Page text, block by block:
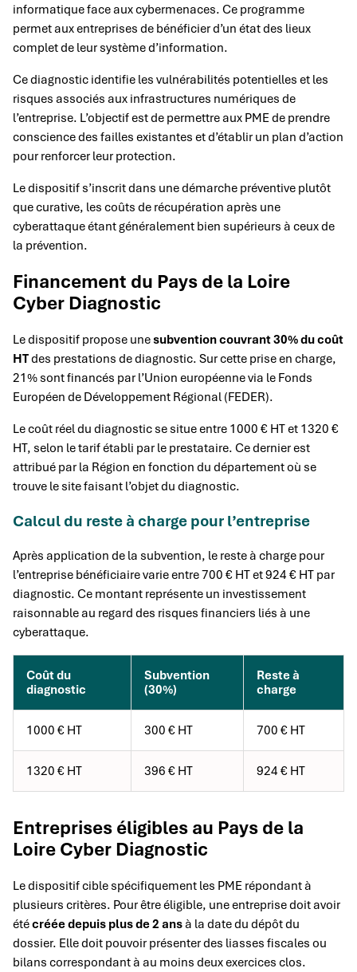
informatique face aux cybermenaces. Ce programme
permet aux entreprises de bénéficier d’un état des lieux
complet de leur système d’information.
Ce diagnostic identifie les vulnérabilités potentielles et les
risques associés aux infrastructures numériques de
l’entreprise. L’objectif est de permettre aux PME de prendre
conscience des failles existantes et d’établir un plan d’action
pour renforcer leur protection.
Le dispositif s’inscrit dans une démarche préventive plutôt
que curative, les coûts de récupération après une
cyberattaque étant généralement bien supérieurs à ceux de
la prévention.
Financement du Pays de la Loire
Cyber Diagnostic
Le dispositif propose unesubvention couvrant 30% du coût
HTdes prestations de diagnostic. Sur cette prise en charge,
21% sont financés par l’Union européenne via le Fonds
Européen de Développement Régional (FEDER).
Le coût réel du diagnostic se situe entre 1000 € HT et 1320 €
HT, selon le tarif établi par le prestataire. Ce dernier est
attribué par la Région en fonction du département où se
trouve le site faisant l’objet du diagnostic.
Calcul du reste à charge pour l’entreprise
Après application de la subvention, le reste à charge pour
l’entreprise bénéficiaire varie entre 700 € HT et 924 € HT par
diagnostic. Ce montant représente un investissement
raisonnable au regard des risques financiers liés à une
cyberattaque.
Coût du
diagnostic
Subvention
(30%)
Reste à
charge
1000 € HT 300 € HT 700 € HT
1320 € HT 396 € HT 924 € HT
Entreprises éligibles au Pays de la
Loire Cyber Diagnostic
Le dispositif cible spécifiquement les PME répondant à
plusieurs critères. Pour être éligible, une entreprise doit avoir
étécréée depuis plus de 2 ansà la date du dépôt du
dossier. Elle doit pouvoir présenter des liasses fiscales ou
bilans correspondant à au moins deux exercices clos.